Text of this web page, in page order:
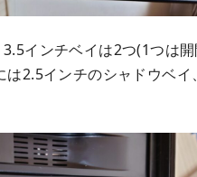
インチベイは2つ(1つは
は2.5インチのシャドウベ